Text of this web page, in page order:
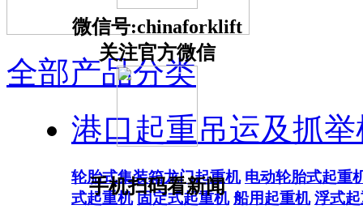
微信号:chinaforklift
关注官方微信
手机扫码看新闻
全部产品分类
港口起重吊运及抓
轮胎式集装箱龙门起重机 电动轮胎式起重
式起重机 固定式起重机 船用起重机 浮式